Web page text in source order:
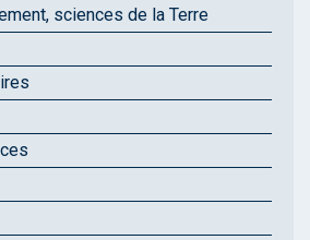
sciences de la Terre